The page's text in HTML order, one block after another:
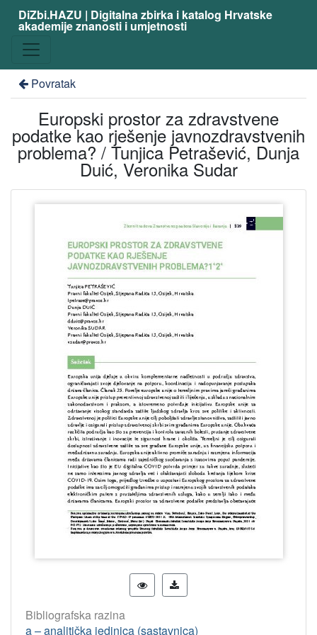
DiZbi.HAZU | Digitalna zbirka i katalog Hrvatske
akademije znanosti i umjetnosti
Povratak
Europski prostor za zdravstvene
podatke kao rješenje javnozdravstvenih
problema? / Tunjica Petrašević, Dunja
Duić, Veronika Sudar
Bibliografska razina
a – analitička jedinica (sastavnica)